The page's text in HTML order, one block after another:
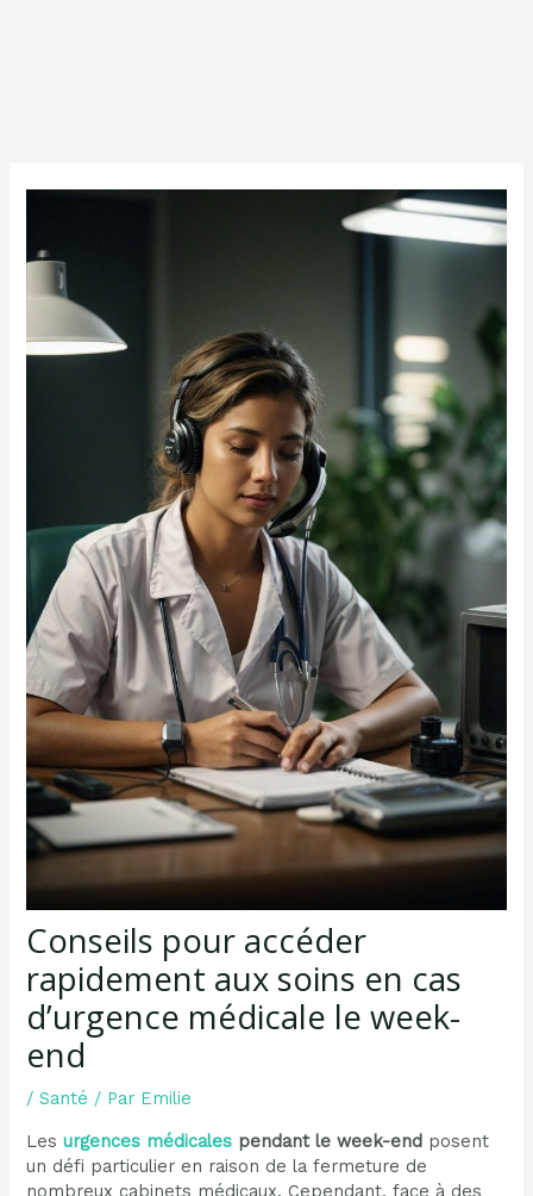
Conseils pour accéder
rapidement aux soins en cas
d’urgence médicale le week-
end
/Santé / Par Emilie
Lesurgences médicales pendant le week-end posent
un défi particulier en raison de la fermeture de
nombreux cabinets médicaux. Cependant, face à des